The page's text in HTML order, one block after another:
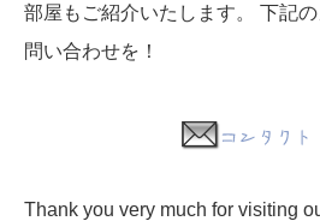
部屋もご紹介いたします。 下記
問い合わせを！
Thank you very much for visiting